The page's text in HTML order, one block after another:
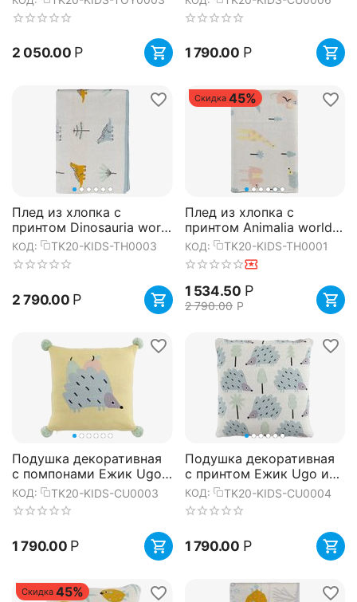
42х25 см, Tkano
2 050.00 Р
35х35 см, Tkano
1 790.00 Р
Плед из хлопка с
принтом Dinosauria world
из коллекции Tiny world
80х110 см, Tkano
КОД: TK20-KIDS-TH0003
2 790.00 Р
Скидка 45%
Плед из хлопка с
принтом Animalia world
из коллекции Tiny world
80х110 см, Tkano
КОД: TK20-KIDS-TH0001
1 534.50 Р
2 790.00 Р
Подушка декоративная
с помпонами Ежик Ugo
из коллекции Tiny world
35х35 см, Tkano
КОД: TK20-KIDS-CU0003
1 790.00 Р
Подушка декоративная
с принтом Ежик Ugo из
коллекции Tiny world
35х35 см, Tkano
КОД: TK20-KIDS-CU0004
1 790.00 Р
Скидка 45%